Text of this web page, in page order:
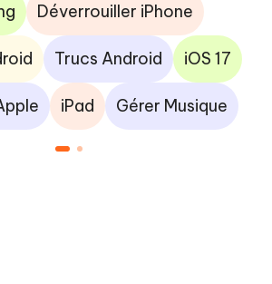
Déverrouiller iPhone
Trucs Android iOS 17
iPad Gérer Musique